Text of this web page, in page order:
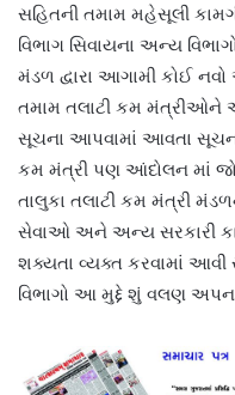
સહિતની તમામ મહેસૂલી
વિભાગ સિવાયના અન્ય
મંડળ દ્વારા આગામી કોઈ
તમામ તલાટી કમ મંત્રીઓને
સૂચના આપવામાં આવતા સૂચના
કમ મંત્રી પણ આંદોલન માં
તાલુકા તલાટી કમ મંત્રી
સેવાઓ અને અન્ય સરકારી
શક્યતા વ્યક્ત કરવામાં
વિભાગો આ મુદ્દે શું વલણ